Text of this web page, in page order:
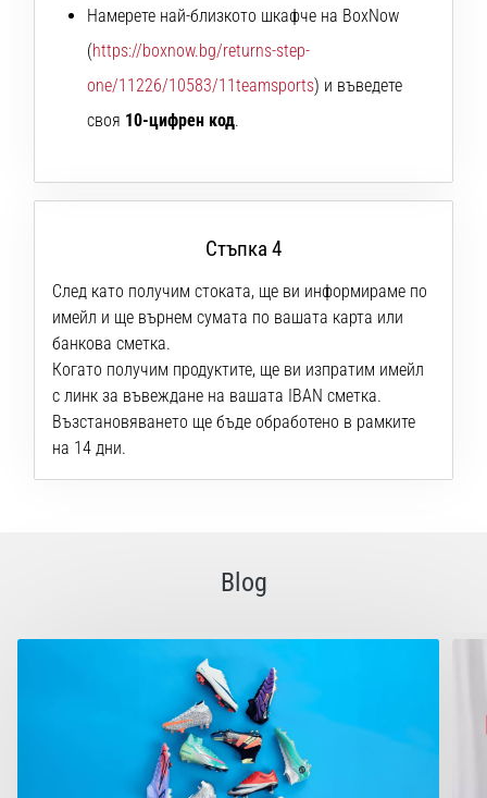
ПокажиНамерете най-близкото шкафче на BoxNow
(https://boxnow.bg/returns-step-
one/11226/10583/11teamsports) и въведете
своя 10-цифрен код.
Стъпка 4
След като получим стоката, ще ви информираме по
имейл и ще върнем сумата по вашата карта или
банкова сметка.
Когато получим продуктите, ще ви изпратим имейл
с линк за въвеждане на вашата IBAN сметка.
Възстановяването ще бъде обработено в рамките
на 14 дни.
Blog